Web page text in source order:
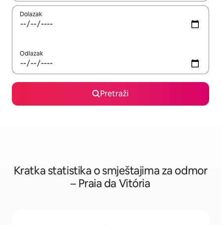
Dolazak
Odlazak
Pretraži
Kratka statistika o smještajima za odmor
– Praia da Vitória